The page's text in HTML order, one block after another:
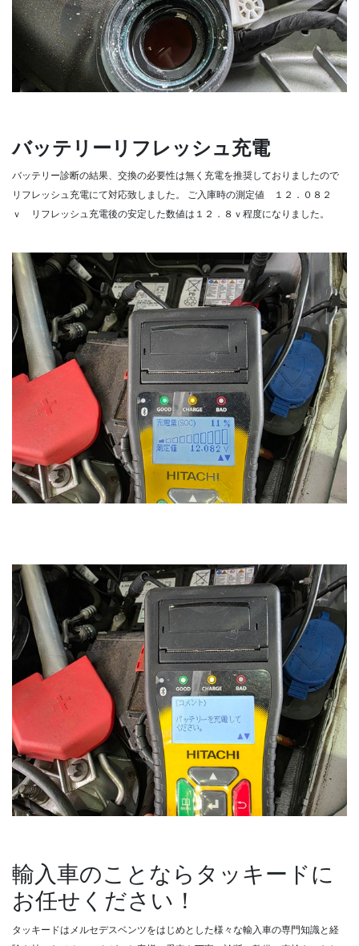
バッテリーリフレッシュ充電
バッテリー診断の結果、交換の必要性は無く充電を推奨しておりましたので
リフレッシュ充電にて対応致しました。
ご入庫時の測定値 １２．０８２
ｖ リフレッシュ充電後の安定した数値は１２．８ｖ程度になりました。
輸入車のことならタッキードに
お任せください！
タッキードはメルセデスベンツをはじめとした様々な輸入車の専門知識と経